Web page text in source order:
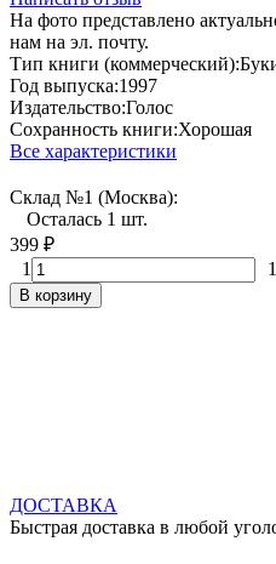
На фото представлено
нам на эл. почту.
Тип книги (коммерческий):
Год выпуска:1997
Издательство:Голос
Сохранность книги:Хорошая
Все характеристики
Склад №1 (Москва):
Осталась 1 шт.
399 ₽
1
1
В корзину
ДОСТАВКА
Быстрая доставка в любой